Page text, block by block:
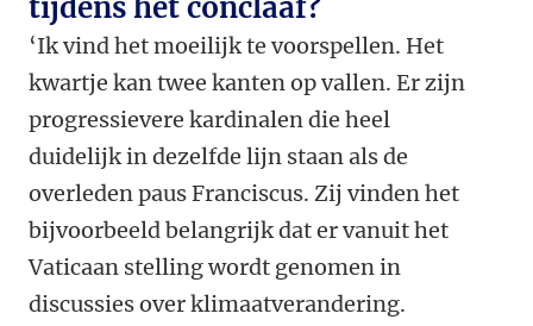
tijdens het conclaaf?
‘Ik vind het moeilijk te voorspellen. Het
kwartje kan twee kanten op vallen. Er zijn
progressievere kardinalen die heel
duidelijk in dezelfde lijn staan als de
overleden paus Franciscus. Zij vinden het
bijvoorbeeld belangrijk dat er vanuit het
Vaticaan stelling wordt genomen in
discussies over klimaatverandering.